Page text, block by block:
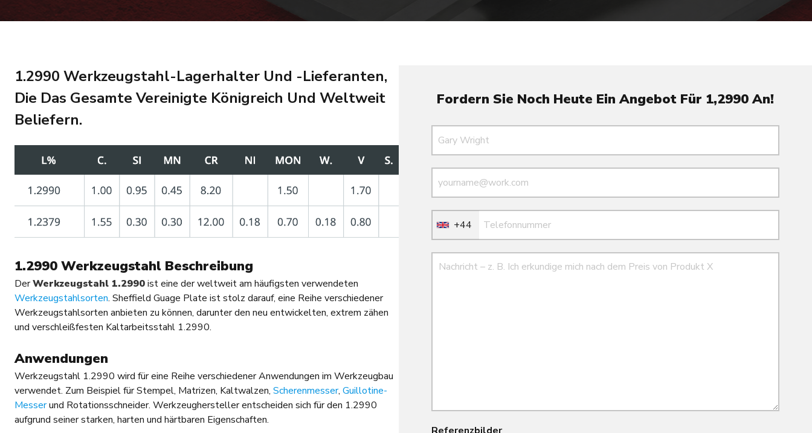
1.2990 Werkzeugstahl-Lagerhalter Und -Lieferanten,
Die Das Gesamte Vereinigte Königreich Und Weltweit
Beliefern.
1.2990 Werkzeugstahl Beschreibung
DerWerkzeugstahl 1.2990ist eine der weltweit am häufigsten verwendeten
Werkzeugstahlsorten. Sheffield Guage Plate ist stolz darauf, eine Reihe verschiedener
Werkzeugstahlsorten anbieten zu können, darunter den neu entwickelten, extrem zähen
und verschleißfesten Kaltarbeitsstahl 1.2990.
Anwendungen
Werkzeugstahl 1.2990 wird für eine Reihe verschiedener Anwendungen im Werkzeugbau
verwendet. Zum Beispiel für Stempel, Matrizen, Kaltwalzen, Scherenmesser, Guillotine-
Messerund Rotationsschneider. Werkzeughersteller entscheiden sich für den 1.2990
aufgrund seiner starken, harten und härtbaren Eigenschaften.
Fordern Sie Noch Heute Ein Angebot Für 1,2990 An!
+44